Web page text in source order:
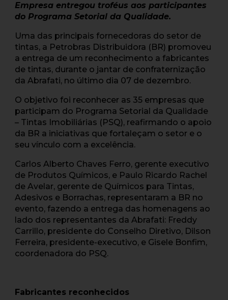
Empresa entregou troféus aos participantes
do Programa Setorial da Qualidade.
Uma das principais fornecedoras do setor de
tintas, a Petrobras Distribuidora (BR) promoveu
a entrega de um reconhecimento a fabricantes
de tintas, durante o jantar de confraternização
da Abrafati, no último dia 07 de dezembro.
O objetivo foi reconhecer as 35 empresas que
participam do Programa Setorial da Qualidade
– Tintas Imobiliárias (PSQ), reafirmando o apoio
da BR a iniciativas que fortaleçam o setor e o
seu vínculo com a excelência.
Carlos Alberto Chaves Ferro, gerente executivo
de Produtos Químicos, e Paulo Ricardo Rachel
de Avelar, gerente de Químicos para Tintas,
Adesivos e Borrachas, representaram a BR no
evento, fazendo a entrega das homenagens ao
lado dos representantes da Abrafati: Freddy
Carrillo, presidente do Conselho Diretivo, Dilson
Ferreira, presidente-executivo, e Gisele Bonfim,
coordenadora do PSQ.
Fabricantes reconhecidos